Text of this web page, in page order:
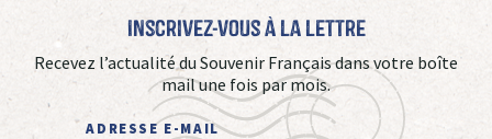
Inscrivez-vous à La Lettre
Recevez l’actualité du Souvenir Français dans votre boîte
mail une fois par mois.
ADRESSE E-MAIL